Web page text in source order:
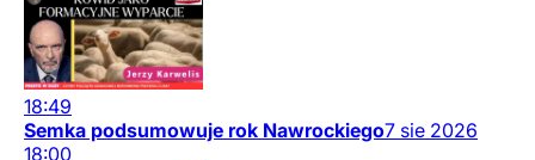
18:49
Semka podsumowuje rok Nawrockiego7 sie 2026
18:00